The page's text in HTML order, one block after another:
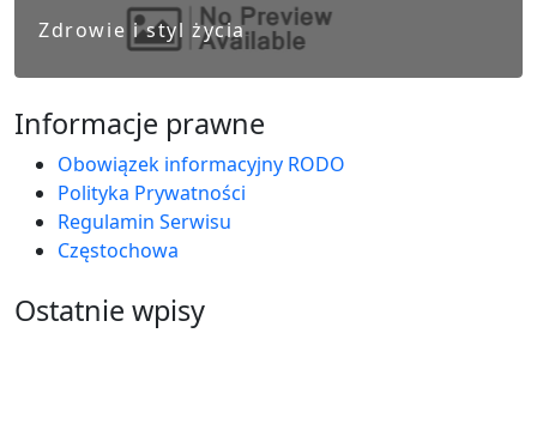
Zdrowie i styl życia
Informacje prawne
Obowiązek informacyjny RODO
Polityka Prywatności
Regulamin Serwisu
Częstochowa
Ostatnie wpisy